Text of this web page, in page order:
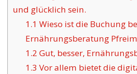
und glücklich sein.
1.1 Wieso ist die Buchung
Ernährungsberatung
1.2 Gut, besser,
1.3 Vor allem bietet die